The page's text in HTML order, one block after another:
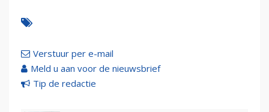
Verstuur per e-mail
Meld u aan voor de nieuwsbrief
Tip de redactie